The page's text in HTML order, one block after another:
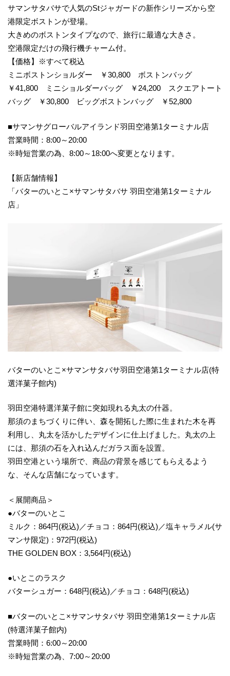
サマンサタバサで人気のStジャガードの新作シリーズから空
港限定ボストンが登場。
大きめのボストンタイプなので、旅行に最適な大きさ。
空港限定だけの飛行機チャーム付。
【価格】※すべて税込
ミニボストンショルダー ￥30,800 ボストンバッグ
￥41,800 ミニショルダーバッグ ￥24,200 スクエアトート
バッグ ￥30,800 ビッグボストンバッグ ￥52,800
■サマンサグローバルアイランド羽田空港第1ターミナル店
営業時間：8:00～20:00
※時短営業の為、8:00～18:00へ変更となります。
【新店舗情報】
「バターのいとこ×サマンサタバサ 羽田空港第1ターミナル
店」
バターのいとこ×サマンサタバサ羽田空港第1ターミナル店(特
選洋菓子館内)
羽田空港特選洋菓子館に突如現れる丸太の什器。
那須のまちづくりに伴い、森を開拓した際に生まれた木を再
利用し、丸太を活かしたデザインに仕上げました。丸太の上
には、那須の石を入れ込んだガラス面を設置。
羽田空港という場所で、商品の背景を感じてもらえるよう
な、そんな店舗になっています。
＜展開商品＞
●バターのいとこ
ミルク：864円(税込)／チョコ：864円(税込)／塩キャラメル(サ
マンサ限定)：972円(税込)
THE GOLDEN BOX：3,564円(税込)
●いとこのラスク
バターシュガー：648円(税込)／チョコ：648円(税込)
■バターのいとこ×サマンサタバサ 羽田空港第1ターミナル店
(特選洋菓子館内)
営業時間：6:00～20:00
※時短営業の為、7:00～20:00